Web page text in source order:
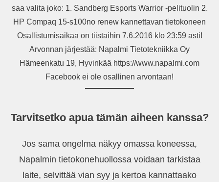
saa valita joko: 1. Sandberg Esports Warrior -pelituolin 2.
HP Compaq 15-s100no renew kannettavan tietokoneen
Osallistumisaikaa on tiistaihin 7.6.2016 klo 23:59 asti!
Arvonnan järjestää: Napalmi Tietotekniikka Oy
Hämeenkatu 19, Hyvinkää https://www.napalmi.com
Facebook ei ole osallinen arvontaan!
Tarvitsetko apua tämän aiheen kanssa?
Jos sama ongelma näkyy omassa koneessa,
Napalmin tietokonehuollossa voidaan tarkistaa
laite, selvittää vian syy ja kertoa kannattaako